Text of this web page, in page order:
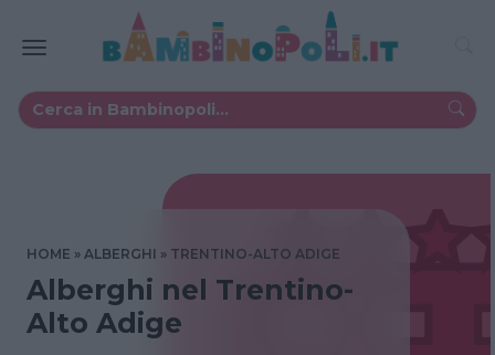
HOME ALBERGHI TRENTINO-ALTO ADIGE
Alberghi nel Trentino-
Alto Adige